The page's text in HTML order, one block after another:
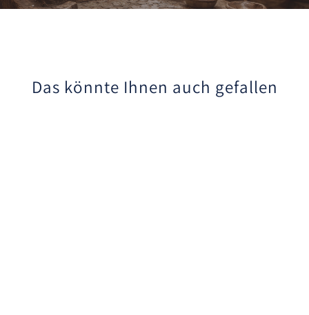
Das könnte Ihnen auch gefallen